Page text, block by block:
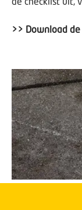
>> Download